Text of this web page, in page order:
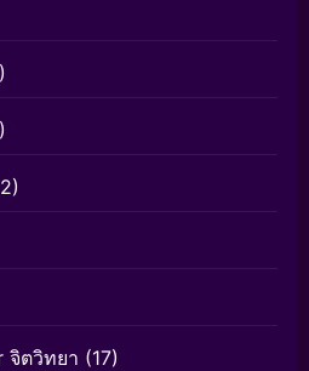
จิตวิทยา (17)